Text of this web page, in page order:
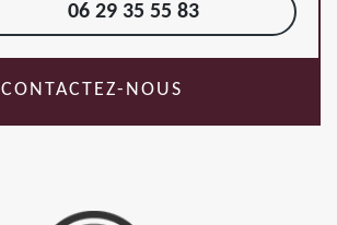
06 29 35 55 83
CONTACTEZ-NOUS